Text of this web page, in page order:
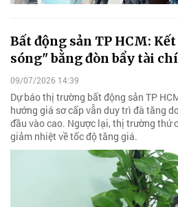
Bất động sản TP HCM:
sóng" bằng đòn bẩy tài
09/07/2026 14:39
Dự báo thị trường bất động sản TP
hướng giá sơ cấp vẫn duy trì đà tăng
đầu vào cao. Ngược lại, thị trường thứ
giảm nhiệt về tốc độ tăng giá.